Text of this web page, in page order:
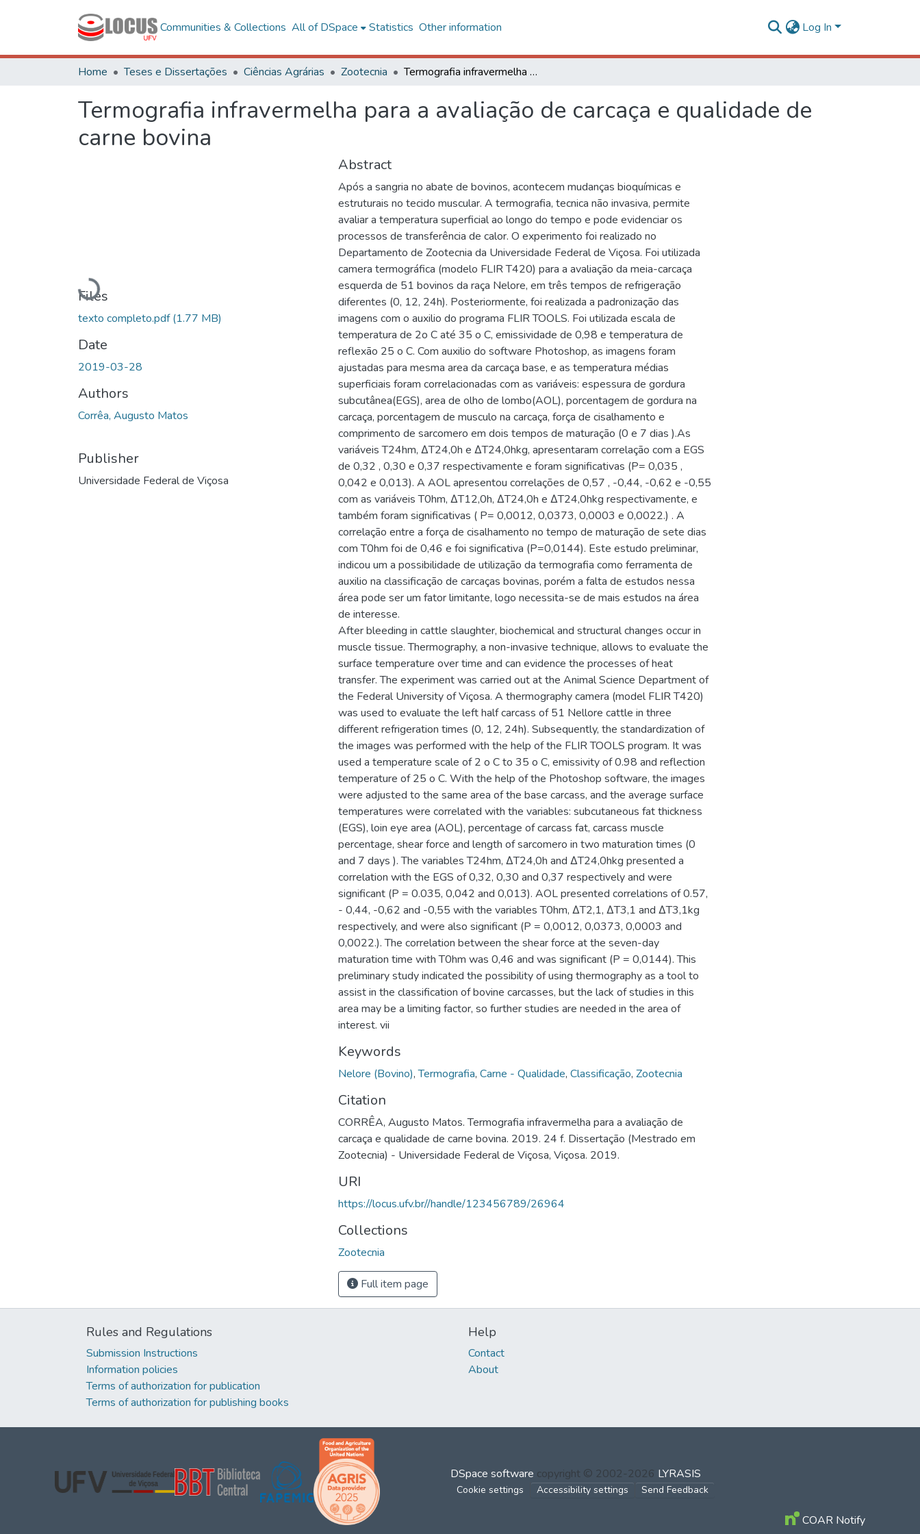
Communities & Collections All of DSpace Statistics Other information Log In
Home Teses e Dissertações Ciências Agrárias Zootecnia Termografia infravermelha para a avaliação de carcaça e qualidade de carne bovina
Termografia infravermelha para a avaliação de carcaça e qualidade de
carne bovina
Loading...
Files
texto completo.pdf(1.77 MB)
Date
2019-03-28
Authors
Corrêa, Augusto Matos
Publisher
Universidade Federal de Viçosa
Abstract
Após a sangria no abate de bovinos, acontecem mudanças bioquímicas e
estruturais no tecido muscular. A termografia, tecnica não invasiva, permite
avaliar a temperatura superficial ao longo do tempo e pode evidenciar os
processos de transferência de calor. O experimento foi realizado no
Departamento de Zootecnia da Universidade Federal de Viçosa. Foi utilizada
camera termográfica (modelo FLIR T420) para a avaliação da meia-carcaça
esquerda de 51 bovinos da raça Nelore, em três tempos de refrigeração
diferentes (0, 12, 24h). Posteriormente, foi realizada a padronização das
imagens com o auxilio do programa FLIR TOOLS. Foi utilizada escala de
temperatura de 2o C até 35 o C, emissividade de 0,98 e temperatura de
reflexão 25 o C. Com auxilio do software Photoshop, as imagens foram
ajustadas para mesma area da carcaça base, e as temperatura médias
superficiais foram correlacionadas com as variáveis: espessura de gordura
subcutânea(EGS), area de olho de lombo(AOL), porcentagem de gordura na
carcaça, porcentagem de musculo na carcaça, força de cisalhamento e
comprimento de sarcomero em dois tempos de maturação (0 e 7 dias ).As
variáveis T24hm, ∆T24,0h e ∆T24,0hkg, apresentaram correlação com a EGS
de 0,32 , 0,30 e 0,37 respectivamente e foram significativas (P= 0,035 ,
0,042 e 0,013). A AOL apresentou correlações de 0,57 , -0,44, -0,62 e -0,55
com as variáveis T0hm, ∆T12,0h, ∆T24,0h e ∆T24,0hkg respectivamente, e
também foram significativas ( P= 0,0012, 0,0373, 0,0003 e 0,0022.) . A
correlação entre a força de cisalhamento no tempo de maturação de sete dias
com T0hm foi de 0,46 e foi significativa (P=0,0144). Este estudo preliminar,
indicou um a possibilidade de utilização da termografia como ferramenta de
auxilio na classificação de carcaças bovinas, porém a falta de estudos nessa
área pode ser um fator limitante, logo necessita-se de mais estudos na área
de interesse.
After bleeding in cattle slaughter, biochemical and structural changes occur in
muscle tissue. Thermography, a non-invasive technique, allows to evaluate the
surface temperature over time and can evidence the processes of heat
transfer. The experiment was carried out at the Animal Science Department of
the Federal University of Viçosa. A thermography camera (model FLIR T420)
was used to evaluate the left half carcass of 51 Nellore cattle in three
different refrigeration times (0, 12, 24h). Subsequently, the standardization of
the images was performed with the help of the FLIR TOOLS program. It was
used a temperature scale of 2 o C to 35 o C, emissivity of 0.98 and reflection
temperature of 25 o C. With the help of the Photoshop software, the images
were adjusted to the same area of the base carcass, and the average surface
temperatures were correlated with the variables: subcutaneous fat thickness
(EGS), loin eye area (AOL), percentage of carcass fat, carcass muscle
percentage, shear force and length of sarcomero in two maturation times (0
and 7 days ). The variables T24hm, ΔT24,0h and ΔT24,0hkg presented a
correlation with the EGS of 0,32, 0,30 and 0,37 respectively and were
significant (P = 0.035, 0,042 and 0,013). AOL presented correlations of 0.57,
- 0,44, -0,62 and -0,55 with the variables T0hm, ΔT2,1, ΔT3,1 and ΔT3,1kg
respectively, and were also significant (P = 0,0012, 0,0373, 0,0003 and
0,0022.). The correlation between the shear force at the seven-day
maturation time with T0hm was 0,46 and was significant (P = 0,0144). This
preliminary study indicated the possibility of using thermography as a tool to
assist in the classification of bovine carcasses, but the lack of studies in this
area may be a limiting factor, so further studies are needed in the area of
interest. vii
Keywords
Nelore (Bovino),Termografia, Carne - Qualidade, Classificação, Zootecnia
Citation
CORRÊA, Augusto Matos. Termografia infravermelha para a avaliação de
carcaça e qualidade de carne bovina. 2019. 24 f. Dissertação (Mestrado em
Zootecnia) - Universidade Federal de Viçosa, Viçosa. 2019.
URI
https://locus.ufv.br//handle/123456789/26964
Collections
Zootecnia
Full item page
Rules and Regulations
Submission Instructions
Information policies
Terms of authorization for publication
Terms of authorization for publishing books
Help
Contact
About
DSpace software copyright © 2002-2026 LYRASIS
Cookie settings Accessibility settings Send Feedback
COAR Notify